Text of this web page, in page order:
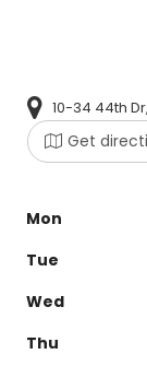
10-34 44th Dr,
Get
Mon
Tue
Wed
Thu